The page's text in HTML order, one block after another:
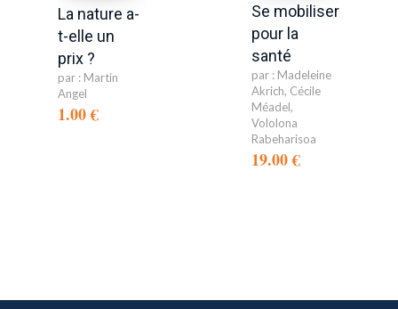
La nature a-
t-elle un
prix ?
par : Martin
Angel
1.00 €
Se mobiliser
pour la
santé
par : Madeleine
Akrich, Cécile
Méadel,
Vololona
Rabeharisoa
19.00 €